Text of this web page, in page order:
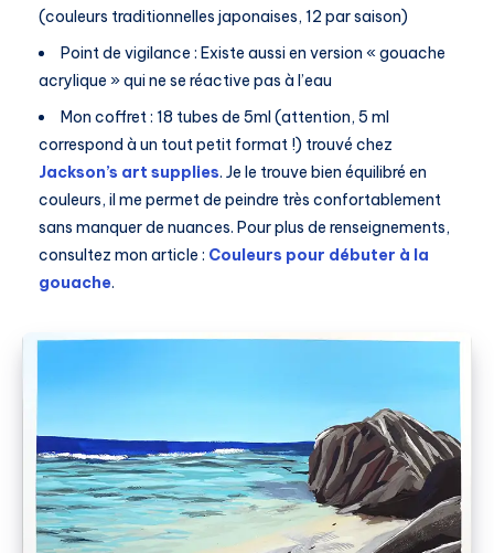
(couleurs traditionnelles japonaises, 12 par saison)
Point de vigilance : Existe aussi en version « gouache
acrylique » qui ne se réactive pas à l’eau
Mon coffret : 18 tubes de 5ml (attention, 5 ml
correspond à un tout petit format !) trouvé chez
Jackson’s art supplies. Je le trouve bien équilibré en
couleurs, il me permet de peindre très confortablement
sans manquer de nuances. Pour plus de renseignements,
consultez mon article : Couleurs pour débuter à la
gouache.